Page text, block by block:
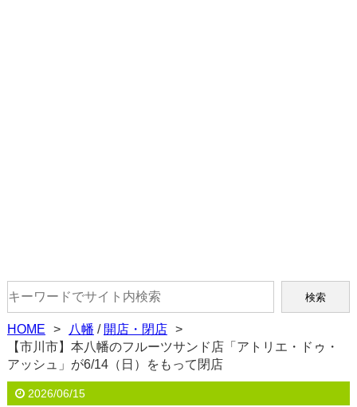
HOME 八幡 / 開店・閉店
【市川市】本八幡のフルーツサンド店「アトリエ・ドゥ・
アッシュ」が6/14（日）をもって閉店
2026/06/15